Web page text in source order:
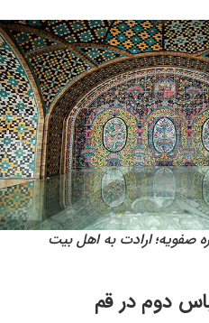
صفویه؛ ارادت به اهل بیت
دوم در قم